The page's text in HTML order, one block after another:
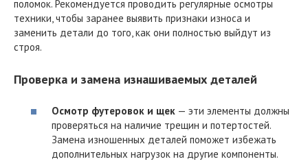
поломок. Рекомендуется проводить регулярные осмотры
техники, чтобы заранее выявить признаки износа и
заменить детали до того, как они полностью выйдут из
строя.
Проверка и замена изнашиваемых деталей
Осмотр футеровок и щек — эти элементы должны
проверяться на наличие трещин и потертостей.
Замена изношенных деталей поможет избежать
дополнительных нагрузок на другие компоненты.